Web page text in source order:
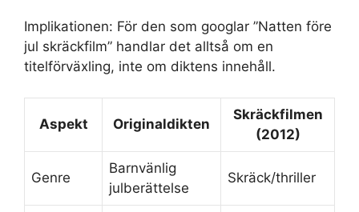
Implikationen: För den som googlar ”Natten före
jul skräckfilm” handlar det alltså om en
titelförväxling, inte om diktens innehåll.
Aspekt Originaldikten
Skräckfilmen
(2012)
Genre
Barnvänlig
julberättelse
Skräck/thriller